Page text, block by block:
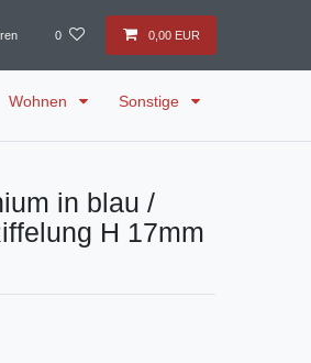
0 0,00 EUR
Wohnen Sonstige
in blau /
H 17mm